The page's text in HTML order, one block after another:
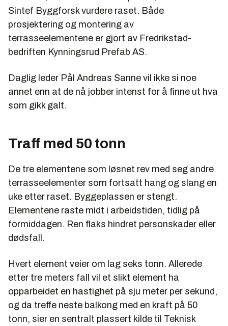
Sintef Byggforsk vurdere raset. Både
prosjektering og montering av
terrasseelementene er gjort av Fredrikstad-
bedriften Kynningsrud Prefab AS.
Daglig leder Pål Andreas Sanne vil ikke si noe
annet enn at de nå jobber intenst for å finne ut hva
som gikk galt.
Traff med 50 tonn
De tre elementene som løsnet rev med seg andre
terrasseelementer som fortsatt hang og slang en
uke etter raset. Byggeplassen er stengt.
Elementene raste midt i arbeidstiden, tidlig på
formiddagen. Ren flaks hindret personskader eller
dødsfall.
Hvert element veier om lag seks tonn. Allerede
etter tre meters fall vil et slikt element ha
opparbeidet en hastighet på sju meter per sekund,
og da treffe neste balkong med en kraft på 50
tonn, sier en sentralt plassert kilde til Teknisk